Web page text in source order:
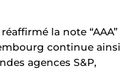
la note “AAA”
continue ainsi
agences S&P,